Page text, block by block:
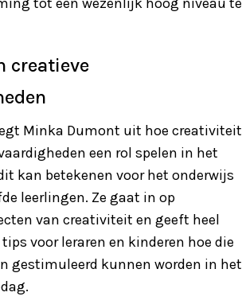
tot een wezenlijk hoog niveau te
creatieve
Minka Dumont uit hoe creativiteit
een rol spelen in het
kan betekenen voor het onderwijs
leerlingen. Ze gaat in op
van creativiteit en geeft heel
voor leraren en kinderen hoe die
gestimuleerd kunnen worden in het